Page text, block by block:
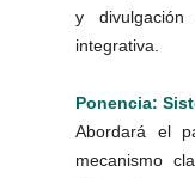
y
integrativa.
Ponencia:
Abordará el
mecanismo